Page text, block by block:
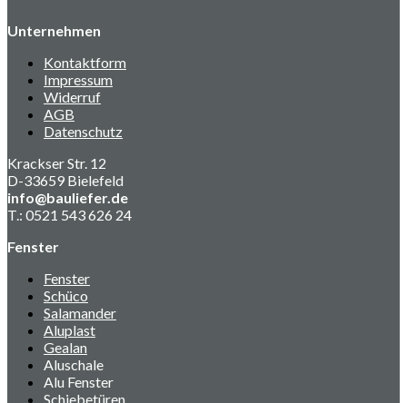
Unternehmen
Kontaktform
Impressum
Widerruf
AGB
Datenschutz
Krackser Str. 12
D-33659 Bielefeld
info@bauliefer.de
T.: 0521 543 626 24
Fenster
Fenster
Schüco
Salamander
Aluplast
Gealan
Aluschale
Alu Fenster
Schiebetüren